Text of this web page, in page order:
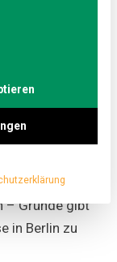
und
aus allen
will,
und
– Gründe gibt
in Berlin zu